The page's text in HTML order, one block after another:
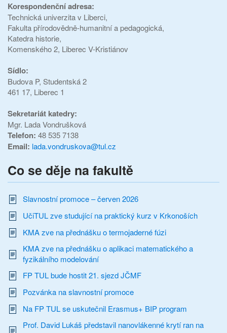
Korespondenční adresa:
Technická univerzita v Liberci,
Fakulta přírodovědně-humanitní a pedagogická,
Katedra historie,
Komenského 2, Liberec V-Kristiánov
Sídlo:
Budova P, Studentská 2
461 17, Liberec 1
Sekretariát katedry:
Mgr. Lada Vondrušková
Telefon: 48 535 7138
Email: lada.vondruskova@tul.cz
Co se děje na fakultě
Slavnostní promoce – červen 2026
UčiTUL zve studující na praktický kurz v Krkonoších
KMA zve na přednášku o termojaderné fúzi
KMA zve na přednášku o aplikaci matematického a
fyzikálního modelování
FP TUL bude hostit 21. sjezd JČMF
Pozvánka na slavnostní promoce
Na FP TUL se uskutečnil Erasmus+ BIP program
Prof. David Lukáš představil nanovlákenné krytí ran na